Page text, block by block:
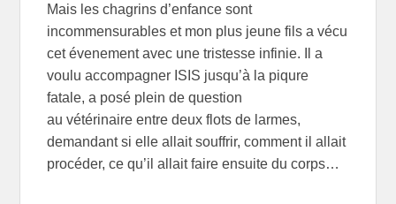
Mais les chagrins d’enfance sont
incommensurables et mon plus jeune fils a vécu
cet évenement avec une tristesse infinie. Il a
voulu accompagner ISIS jusqu’à la piqure
fatale, a posé plein de question
au vétérinaire entre deux flots de larmes,
demandant si elle allait souffrir, comment il allait
procéder, ce qu’il allait faire ensuite du corps…